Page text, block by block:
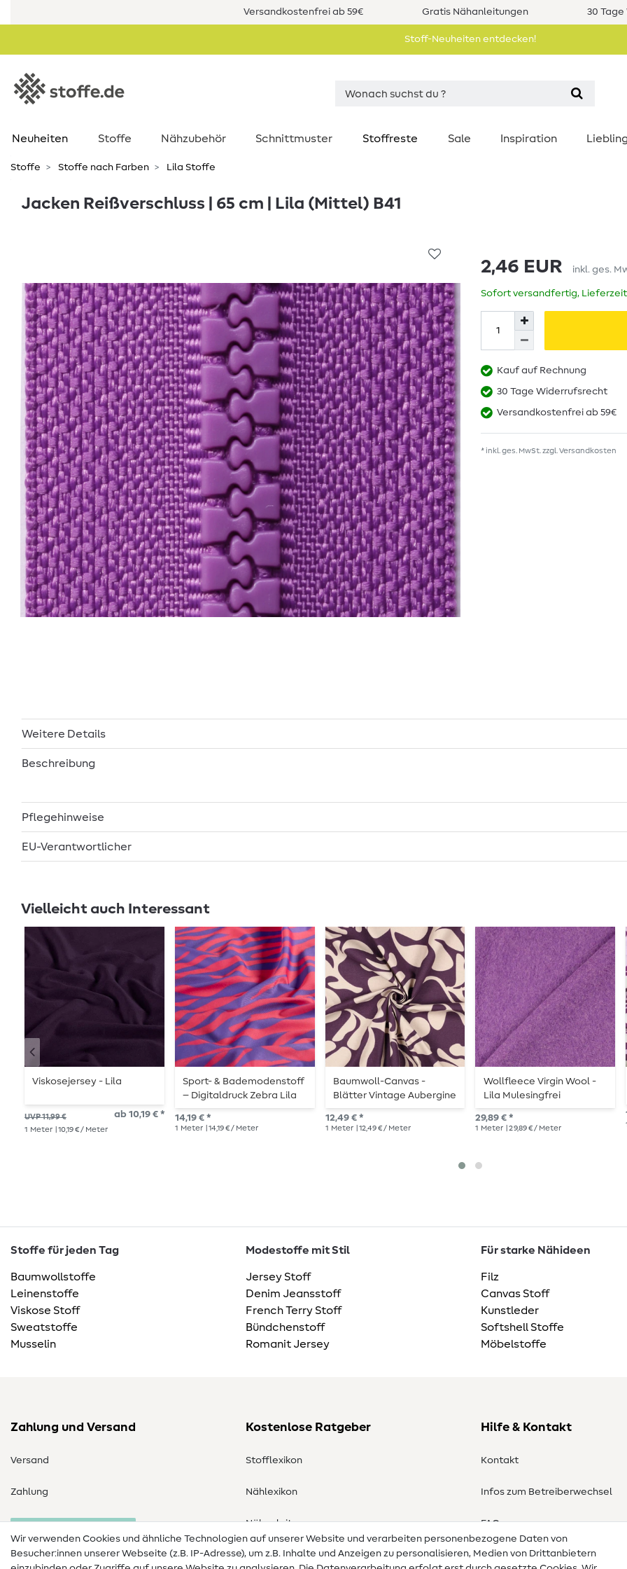
Versandkostenfrei ab 59€ Gratis Nähanleitungen 30
Stoff-Neuheiten entdecken!
Neuheiten Stoffe Nähzubehör Schnittmuster Stoffreste Sale Inspiration
Stoffe Stoffe nach Farben Lila Stoffe
Jacken Reißverschluss | 65 cm | Lila (Mittel) B41
2,46 EUR inkl. ges.
Sofort versandfertig,
Kauf auf Rechnung
30 Tage Widerrufsrecht
Versandkostenfrei ab 59€
* inkl. ges. MwSt. zzgl. Versandkosten
Weitere Details
Beschreibung
Pflegehinweise
EU-Verantwortlicher
Vielleicht auch Interessant
Viskosejersey - Lila
UVP 11,99 € ab 10,19 € *
1 Meter | 10,19 € / Meter
Sport- & Bademodenstoff
– Digitaldruck Zebra Lila
UPF50 Recycled
14,19 € *
1 Meter | 14,19 € / Meter
Baumwoll-Canvas -
Blätter Vintage Aubergine
12,49 € *
1 Meter | 12,49 € / Meter
Wollfleece Virgin Wool -
Lila Mulesingfrei
29,89 € *
1 Meter | 29,89 € / Meter
Stoffe für jeden Tag
Baumwollstoffe
Leinenstoffe
Viskose Stoff
Sweatstoffe
Musselin
Modestoffe mit Stil
Jersey Stoff
Denim Jeansstoff
French Terry Stoff
Bündchenstoff
Romanit Jersey
Für starke Nähideen
Filz
Canvas Stoff
Kunstleder
Softshell Stoffe
Möbelstoffe
Zahlung und Versand
Versand
Zahlung
Kostenlose Ratgeber
Stofflexikon
Nählexikon
Nähanleitungen
Hilfe & Kontakt
Kontakt
Infos zum Betreiberwechsel
FAQ
Widerrufsrecht
Wir verwenden Cookies und ähnliche Technologien auf unserer Website und verarbeiten personenbezogene Daten von
Besucher:innen unserer Webseite (z.B. IP-Adresse), um z.B. Inhalte und Anzeigen zu personalisieren, Medien von Drittanbietern